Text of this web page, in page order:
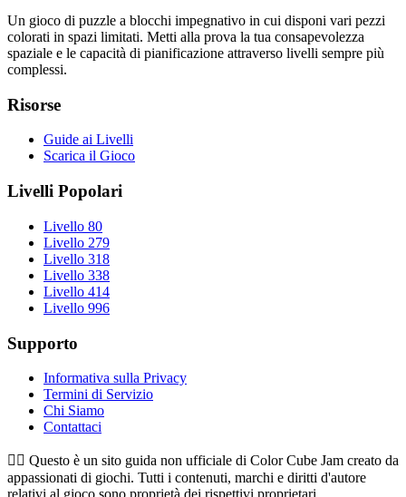
Un gioco di puzzle a blocchi impegnativo in cui disponi vari pezzi
colorati in spazi limitati. Metti alla prova la tua consapevolezza
spaziale e le capacità di pianificazione attraverso livelli sempre più
complessi.
Risorse
Guide ai Livelli
Scarica il Gioco
Livelli Popolari
Livello 80
Livello 279
Livello 318
Livello 338
Livello 414
Livello 996
Supporto
Informativa sulla Privacy
Termini di Servizio
Chi Siamo
Contattaci
👉🏻 Questo è un sito guida non ufficiale di Color Cube Jam creato da
appassionati di giochi. Tutti i contenuti, marchi e diritti d'autore